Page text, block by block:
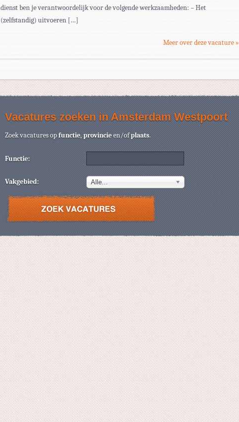
dienst ben je verantwoordelijk voor de volgende werkzaamheden: – Het
(zelfstandig) uitvoeren […]
Meer over deze vacature »
Vacatures zoeken in Amsterdam Westpoort
Zoek vacatures opfunctie,provincieen/ofplaats.
Functie:
Vakgebied: Alle...